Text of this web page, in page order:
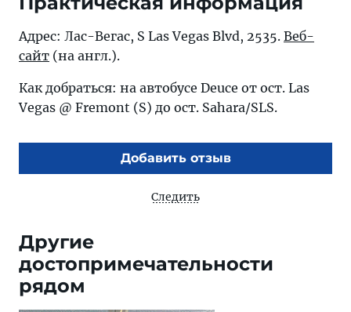
Адрес: Лас-Вегас, S Las Vegas Blvd, 2535. Веб-
сайт (на англ.).
Как добраться: на автобусе Deuce от ост. Las
Vegas @ Fremont (S) до ост. Sahara/SLS.
Добавить отзыв
Следить
Другие
достопримечательности
рядом